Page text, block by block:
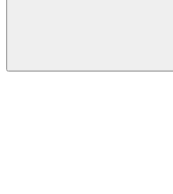
Buscar